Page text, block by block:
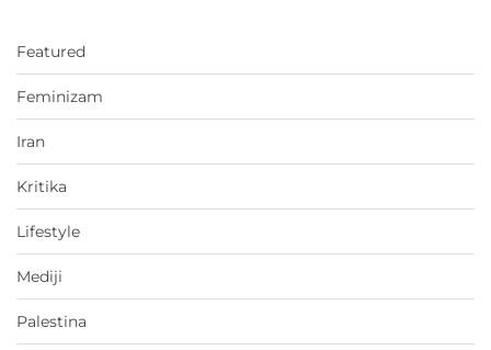
Featured
Feminizam
Iran
Kritika
Lifestyle
Mediji
Palestina